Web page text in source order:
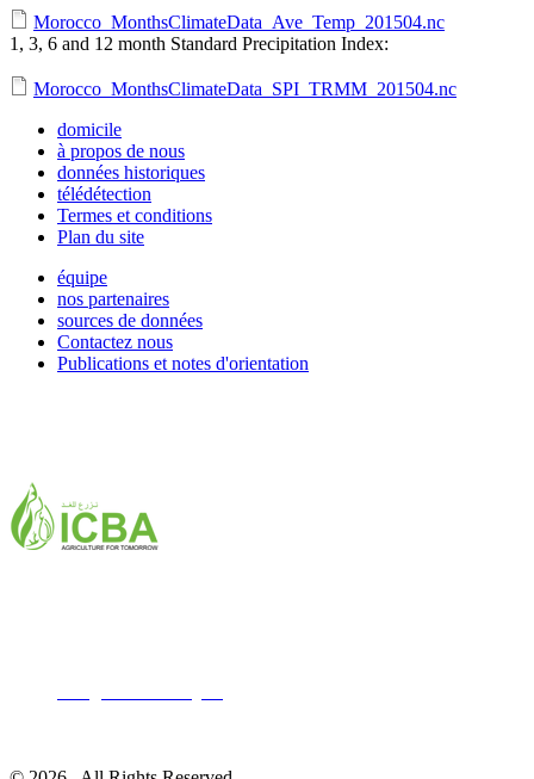
Morocco_MonthsClimateData_Ave_Temp_201504.nc
1, 3, 6 and 12 month Standard Precipitation Index:
Morocco_MonthsClimateData_SPI_TRMM_201504.nc
domicile
à propos de nous
données historiques
télédétection
Termes et conditions
Plan du site
équipe
nos partenaires
sources de données
Contactez nous
Publications et notes d'orientation